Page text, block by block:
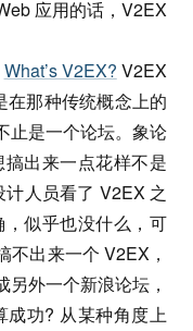
应用的话，V2EX
What’s V2EX? V2EX
在那种传统概念上的
止是一个论坛。象论
搞出来一点花样不是
人员看了 V2EX 之
似乎也没什么，可
不出来一个 V2EX，
外一个新浪论坛，
成功? 从某种角度上